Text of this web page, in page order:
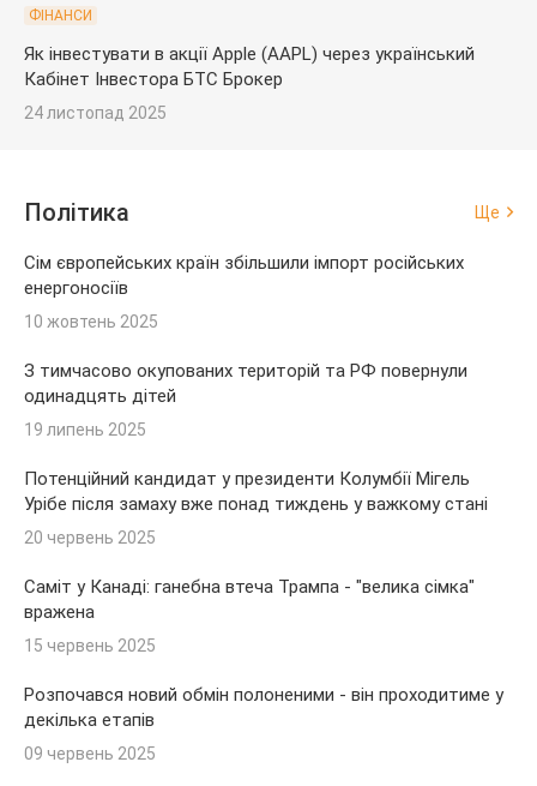
ФІНАНСИ
Як інвестувати в акції Apple (AAPL) через український
Кабінет Інвестора БТС Брокер
24 листопад 2025
Політика Ще
Сім європейських країн збільшили імпорт російських
енергоносіїв
10 жовтень 2025
З тимчасово окупованих територій та РФ повернули
одинадцять дітей
19 липень 2025
Потенційний кандидат у президенти Колумбії Мігель
Урібе після замаху вже понад тиждень у важкому стані
20 червень 2025
Саміт у Канаді: ганебна втеча Трампа - "велика сімка"
вражена
15 червень 2025
Розпочався новий обмін полоненими - він проходитиме у
декілька етапів
09 червень 2025